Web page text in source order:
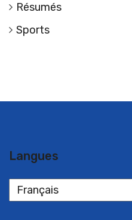
Résumés
Sports
Langues
Langues